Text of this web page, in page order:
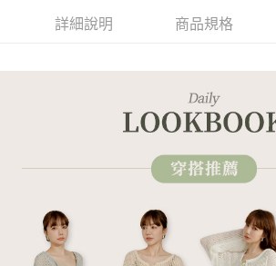
詳細說明 商品規格